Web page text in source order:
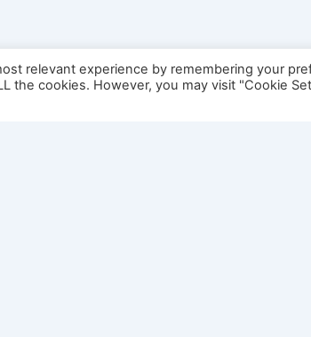
relevant experience by remembering your
the cookies. However, you may visit "Cookie